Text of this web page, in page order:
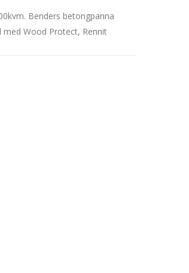
Benders betongpanna
med Wood Protect, Rennit